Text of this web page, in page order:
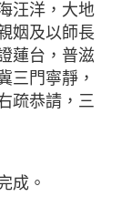
汪洋，大地
姻及以師長
蓮台，普滋
三門寧靜，
疏恭請，三
成。